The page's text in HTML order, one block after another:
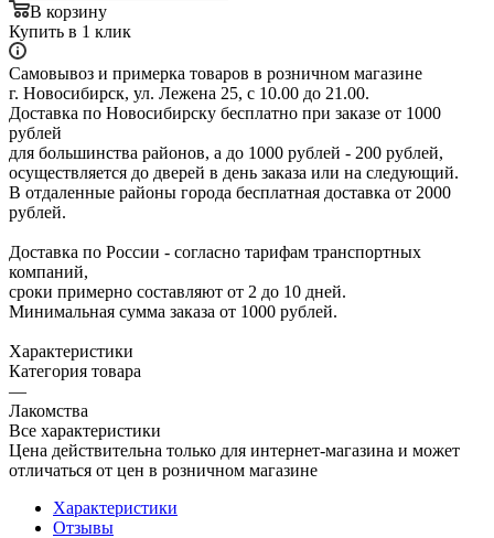
В корзину
Купить в 1 клик
Самовывоз и примерка товаров в розничном магазине
г. Новосибирск, ул. Лежена 25, с 10.00 до 21.00.
Доставка по Новосибирску бесплатно при заказе от 1000
рублей
для большинства районов, а до 1000 рублей - 200 рублей,
осуществляется до дверей в день заказа или на следующий.
В отдаленные районы города бесплатная доставка от 2000
рублей.
Доставка по России - согласно тарифам транспортных
компаний,
сроки примерно составляют от 2 до 10 дней.
Минимальная сумма заказа от 1000 рублей.
Характеристики
Категория товара
—
Лакомства
Все характеристики
Цена действительна только для интернет-магазина и может
отличаться от цен в розничном магазине
Характеристики
Отзывы